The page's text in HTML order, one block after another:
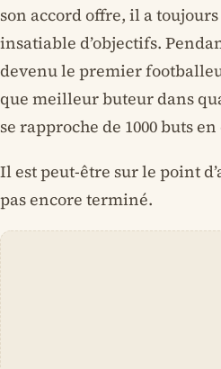
son accord offre, il a
insatiable d’objectifs.
devenu le premier
que meilleur buteur dans
se rapproche de 1000 buts
Il est peut-être sur le point
pas encore terminé.